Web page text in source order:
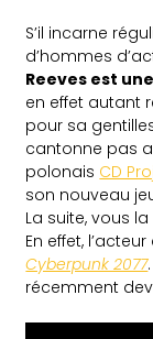
S’il incarne
d’hommes
Reeves est
en effet autant
pour sa
cantonne pas
polonais CD
son nouveau
La suite, vous
En effet,
Cyberpunk 2077
récemment